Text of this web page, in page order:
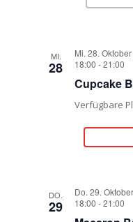
MI.
28
Mi. 28. Oktober
18:00 -21:00
Cupcake
Verfügbare
DO.
29
Do. 29. Oktober
18:00 -21:00